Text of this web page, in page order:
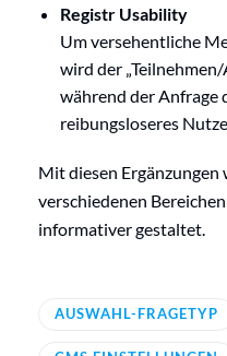
Registr Usability
Um versehentliche
wird der
während der Anfrage
reibungsloseres
Mit diesen
verschiedenen
informativer gestaltet.
AUSWAHL-FRAGETYP